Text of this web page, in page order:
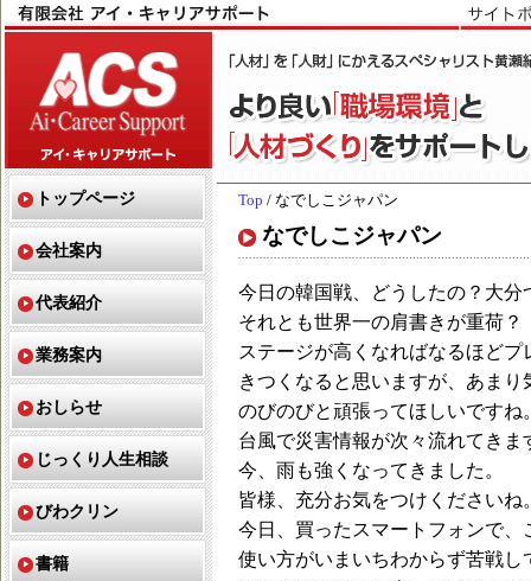
Top / なでしこジャパン
なでしこジャパン
今日の韓国戦、どうしたの？大分
それとも世界一の肩書きが重荷？
ステージが高くなればなるほどプ
きつくなると思いますが、あまり
のびのびと頑張ってほしいですね
台風で災害情報が次々流れてきま
今、雨も強くなってきました。
皆様、充分お気をつけくださいね
今日、買ったスマートフォンで
使い方がいまいちわからず苦戦し
トップページ
会社案内
代表紹介
業務案内
おしらせ
じっくり人生相談
びわクリン
書籍